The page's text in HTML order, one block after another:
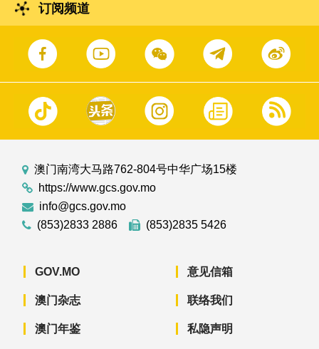
订阅频道
澳门南湾大马路762-804号中华广场15楼
https://www.gcs.gov.mo
info@gcs.gov.mo
(853)2833 2886
(853)2835 5426
GOV.MO
澳门杂志
澳门年鉴
意见信箱
联络我们
私隐声明